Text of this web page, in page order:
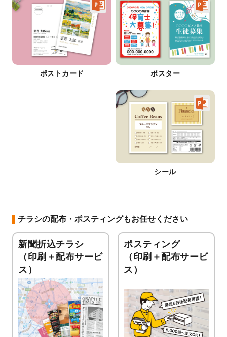
ポストカード ポスター
シール
チラシの配布・ポスティングもお任せください
新聞折込チラシ
（印刷＋配布サービ
ス）
ポスティング
（印刷＋配布サービ
ス）